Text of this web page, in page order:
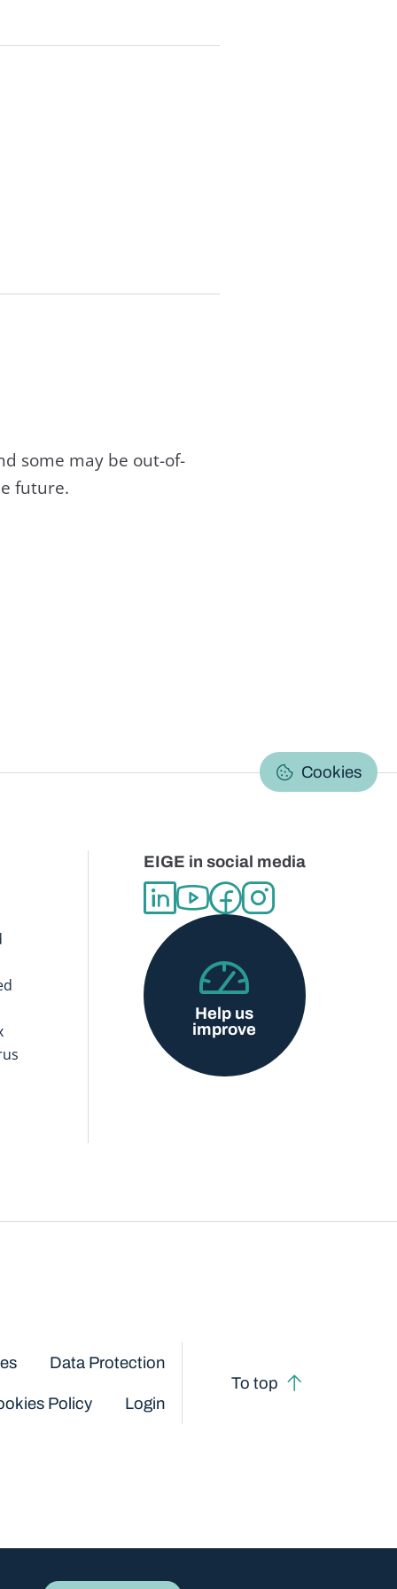
some may be out-of-
future.
Cookies
EIGE in social media
Help us
improve
Data Protection
Policy Login
To top